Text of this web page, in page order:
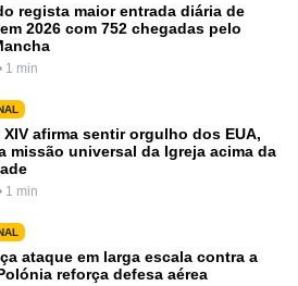
regista maior entrada diária de
2026 com 752 chegadas pelo
1 min
XIV afirma sentir orgulho dos EUA,
missão universal da Igreja acima da
1 min
ataque em larga escala contra a
reforça defesa aérea